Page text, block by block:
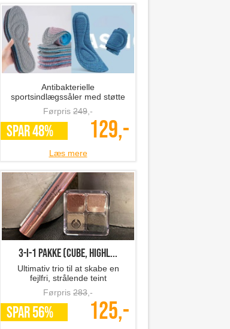
Antibakterielle
sportsindlægssåler med støtte
og komfort
Førpris 249 ,-
SPAR 48% 129,-
Læs mere
3-i-1 pakke (cube, highl...
Ultimativ trio til at skabe en
fejlfri, strålende teint
Førpris 283 ,-
SPAR 56% 125,-